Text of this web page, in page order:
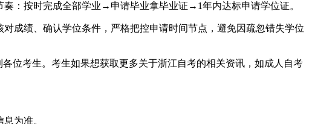
：按时完成全部学业→申请毕业拿毕业证→1年内达标申请学位证。
成绩、确认学位条件，严格把控申请时间节点，避免因疏忽错失学位
位考生。考生如果想获取更多关于浙江自考的相关资讯，如成人自考
为准。